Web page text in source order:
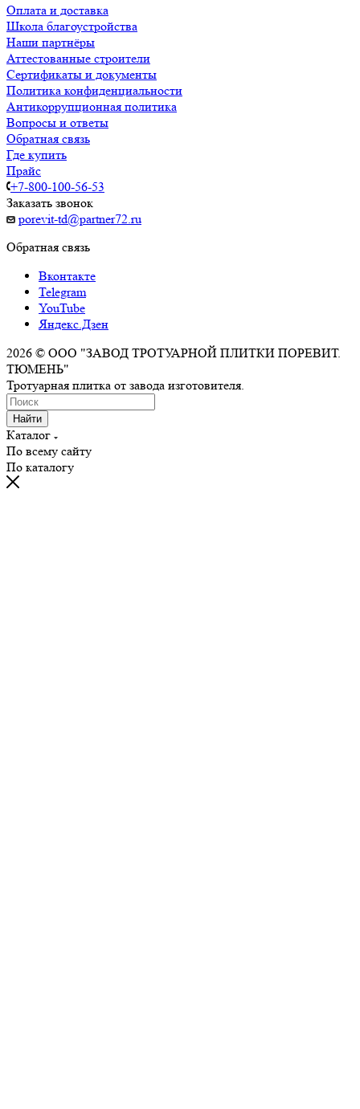
Оплата и доставка
Школа благоустройства
Наши партнёры
Аттестованные строители
Сертификаты и документы
Политика конфиденциальности
Антикоррупционная политика
Вопросы и ответы
Обратная связь
Где купить
Прайс
+7-800-100-56-53
Заказать звонок
porevit-td@partner72.ru
Обратная связь
Вконтакте
Telegram
YouTube
Яндекс.Дзен
2026 © ООО "ЗАВОД ТРОТУАРНОЙ ПЛИТКИ ПОРЕВИТ.
ТЮМЕНЬ"
Тротуарная плитка от завода изготовителя.
Найти
Каталог
По всему сайту
По каталогу